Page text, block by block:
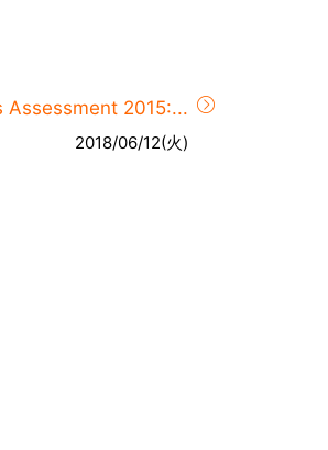
Assessment 2015:...
2018/06/12(火)